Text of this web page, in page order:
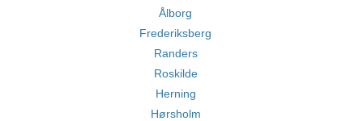
Ålborg
Frederiksberg
Randers
Roskilde
Herning
Hørsholm